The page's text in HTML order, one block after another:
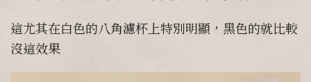
這尤其在白色的八角濾杯上特別明顯，黑色的就比較
沒這效果